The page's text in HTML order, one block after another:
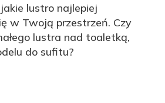
lustro najlepiej
w Twoją przestrzeń. Czy
lustra nad toaletką,
do sufitu?